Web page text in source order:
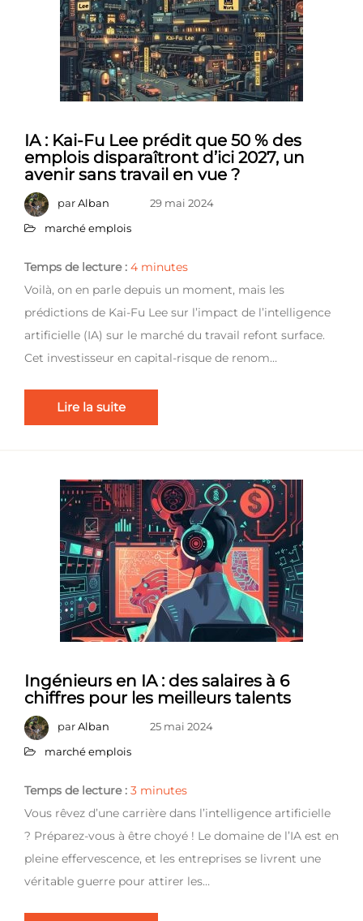
IA : Kai-Fu Lee prédit que 50 % des
emplois disparaîtront d’ici 2027, un
avenir sans travail en vue ?
parAlban
29 mai 2024
marché emplois
Temps de lecture : 4 minutes
Voilà, on en parle depuis un moment, mais les
prédictions de Kai-Fu Lee sur l’impact de l’intelligence
artificielle (IA) sur le marché du travail refont surface.
Cet investisseur en capital-risque de renom…
Lire la suite
Ingénieurs en IA : des salaires à 6
chiffres pour les meilleurs talents
parAlban
25 mai 2024
marché emplois
Temps de lecture : 3 minutes
Vous rêvez d’une carrière dans l’intelligence artificielle
? Préparez-vous à être choyé ! Le domaine de l’IA est en
pleine effervescence, et les entreprises se livrent une
véritable guerre pour attirer les…